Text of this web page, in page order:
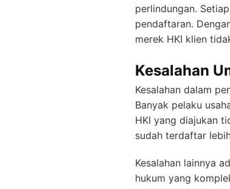
perlindungan.
pendaftaran.
merek HKI klien
Kesalahan
Kesalahan dalam
Banyak pelaku
HKI yang diajukan
sudah terdaftar
Kesalahan lainnya
hukum yang